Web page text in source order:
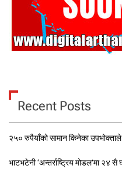
Recent Posts
२५० रुपैयाँको सामान किनेका
भाटभटेनी ‘अन्तर्राष्ट्रिय मोडल’मा २४